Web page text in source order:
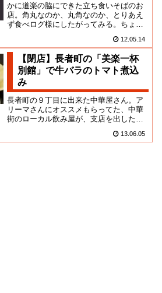
かに道楽の脇にできた立ち食いそばのお
店。角丸なのか、丸角なのか、とりあえ
ず食べログ様にしたがってみる。ちょう
よ。思ったよりも若いニーチャン...12.05.14
【閉店】長者町の「美楽一杯
別館」で牛バラのトマト煮込
み
長者町の９丁目に出来た中華屋さん。ア
リーマさんにオススメもらってた、中華
街のローカル飲み屋が、支店を出したん
んで、２軒の中華屋の経営がコ... 13.06.05